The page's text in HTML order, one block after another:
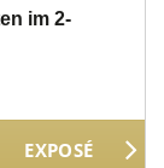
im 2-